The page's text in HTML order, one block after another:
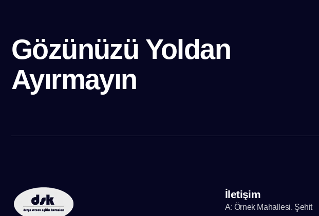
Gözünüzü Yoldan
Ayırmayın
İletişim
A: Örnek Mahallesi. Şehit